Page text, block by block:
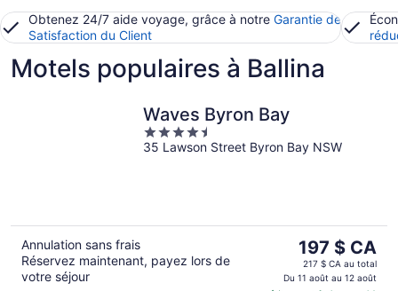
Obtenez 24/7 aide voyage, grâce à notre Garantie de
Satisfaction du Client
Motels populaires à Ballina
Waves Byron Bay
4.5
out
35 Lawson Street Byron Bay NSW
Annulation sans frais
Réservez maintenant, payez lors de
votre séjour
Le
prix
est
197 $ CA
217 $ CA au total
Du 11 août au 12 août